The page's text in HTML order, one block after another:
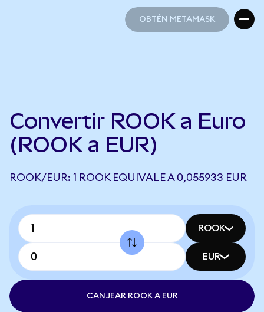
OBTÉN METAMASK
Convertir ROOK a Euro
(ROOK a EUR)
ROOK/EUR: 1 ROOK EQUIVALE A 0,055933 EUR
ROOK
EUR
CANJEAR ROOK A EUR